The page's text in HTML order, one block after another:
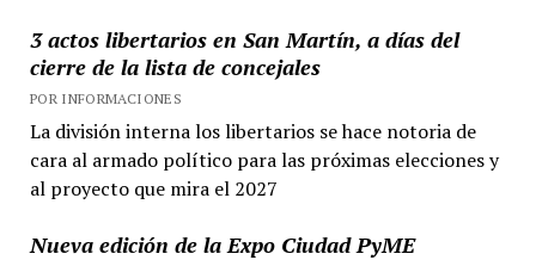
3 actos libertarios en San Martín, a días del
cierre de la lista de concejales
POR INFORMACIONES
La división interna los libertarios se hace notoria de
cara al armado político para las próximas elecciones y
al proyecto que mira el 2027
Nueva edición de la Expo Ciudad PyME